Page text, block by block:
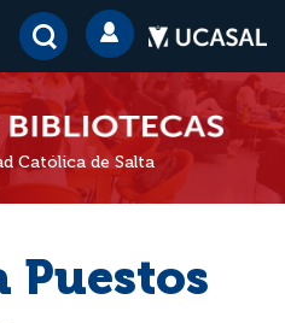
Católica de Salta
Puestos